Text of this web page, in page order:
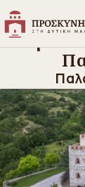
Αρχική
Ιερά Μονή
Ιερά